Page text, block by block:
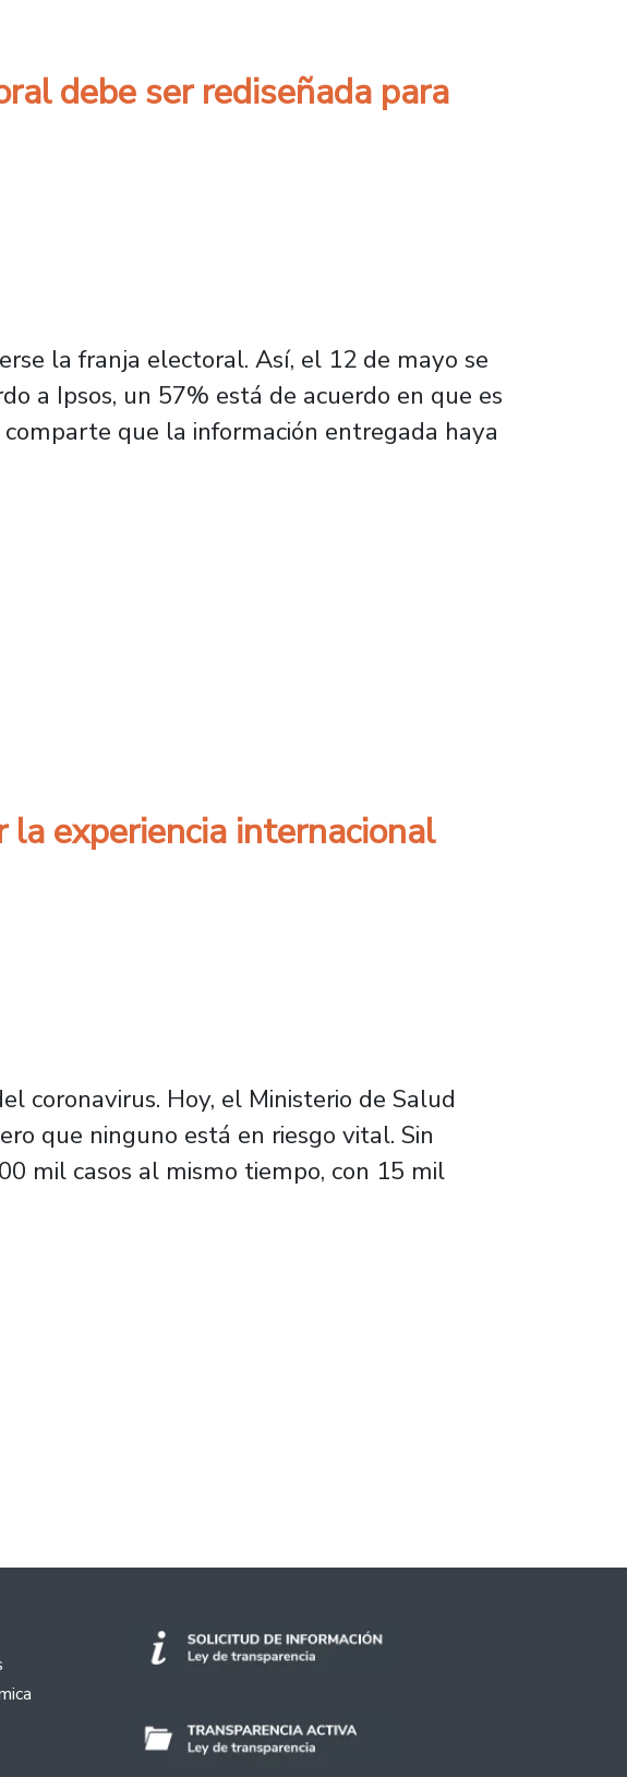
debe ser rediseñada para
la franja electoral. Así, el 12 de mayo se
a Ipsos, un 57% está de acuerdo en que es
que la información entregada haya
ser rediseñada para proporcionar mayor claridad
experiencia internacional
coronavirus. Hoy, el Ministerio de Salud
que ninguno está en riesgo vital. Sin
mil casos al mismo tiempo, con 15 mil
internacional para frenar el Coronavirus